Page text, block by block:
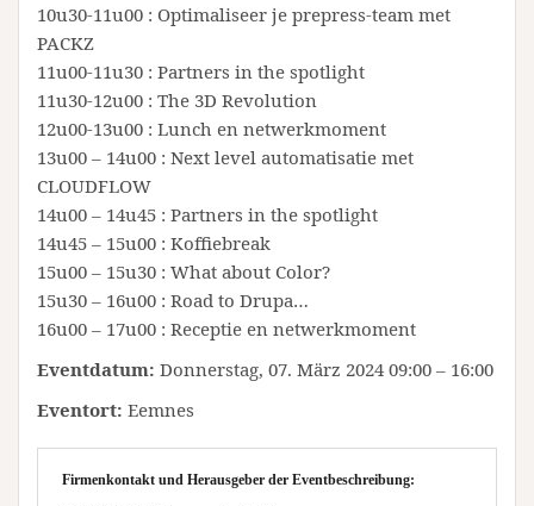
10u30-11u00 : Optimaliseer je prepress-team met
PACKZ
11u00-11u30 : Partners in the spotlight
11u30-12u00 : The 3D Revolution
12u00-13u00 : Lunch en netwerkmoment
13u00 – 14u00 : Next level automatisatie met
CLOUDFLOW
14u00 – 14u45 : Partners in the spotlight
14u45 – 15u00 : Koffiebreak
15u00 – 15u30 : What about Color?
15u30 – 16u00 : Road to Drupa…
16u00 – 17u00 : Receptie en netwerkmoment
Eventdatum: Donnerstag, 07. März 2024 09:00 – 16:00
Eventort: Eemnes
Firmenkontakt und Herausgeber der Eventbeschreibung: